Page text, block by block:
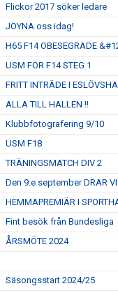
Flickor 2017 söker ledare
JOYNA oss idag!
H65 F14 OBESEGRADE
USM FÖR F14 STEG 1
FRITT INTRÄDE I
ALLA TILL HALLEN !!
Klubbfotografering 9/10
USM F18
TRÄNINGSMATCH DIV 2
Den 9:e september DRAR VI
HEMMAPREMIÄR I
Fint besök från Bundesliga
ÅRSMÖTE 2024
Säsongsstart 2024/25